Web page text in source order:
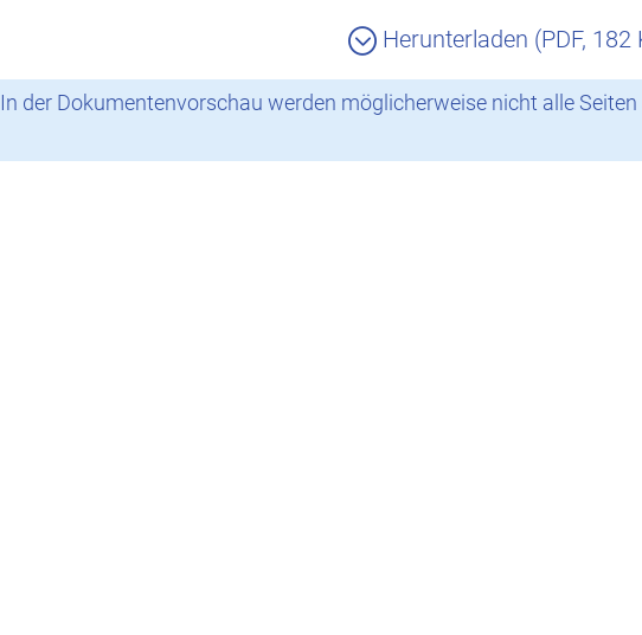
Herunterladen (PDF, 182
In der Dokumentenvorschau werden möglicherweise nicht alle Seiten